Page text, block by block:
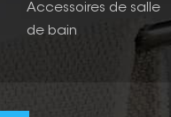
Accessoires de salle
de bain